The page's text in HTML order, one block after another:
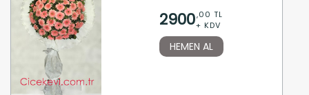
2900,00 TL
+ KDV
HEMEN AL